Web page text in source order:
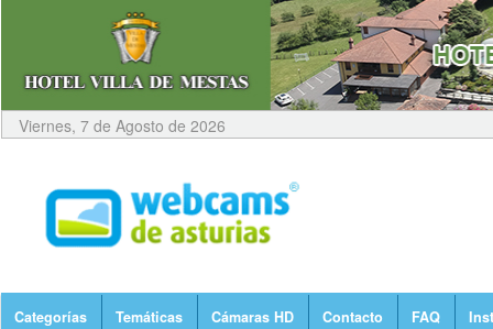
Viernes, 7 de Agosto de 2026
Categorías Temáticas Cámaras HD Contacto FAQ